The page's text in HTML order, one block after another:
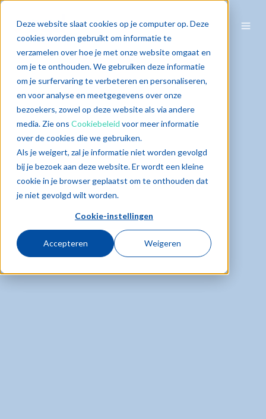
Deze website slaat cookies op je computer op. Deze
cookies worden gebruikt om informatie te
verzamelen over hoe je met onze website omgaat en
om je te onthouden. We gebruiken deze informatie
om je surfervaring te verbeteren en personaliseren,
en voor analyse en meetgegevens over onze
bezoekers, zowel op deze website als via andere
media. Zie ons Cookiebeleid voor meer informatie
over de cookies die we gebruiken.
Als je weigert, zal je informatie niet worden gevolgd
bij je bezoek aan deze website. Er wordt een kleine
cookie in je browser geplaatst om te onthouden dat
je niet gevolgd wilt worden.
Cookie-instellingen
Accepteren Weigeren